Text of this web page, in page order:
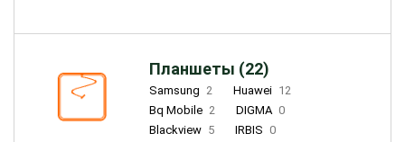
Планшеты (22)
Samsung 2 Huawei 12
Bq Mobile 2 DIGMA 0
Blackview 5 IRBIS 0